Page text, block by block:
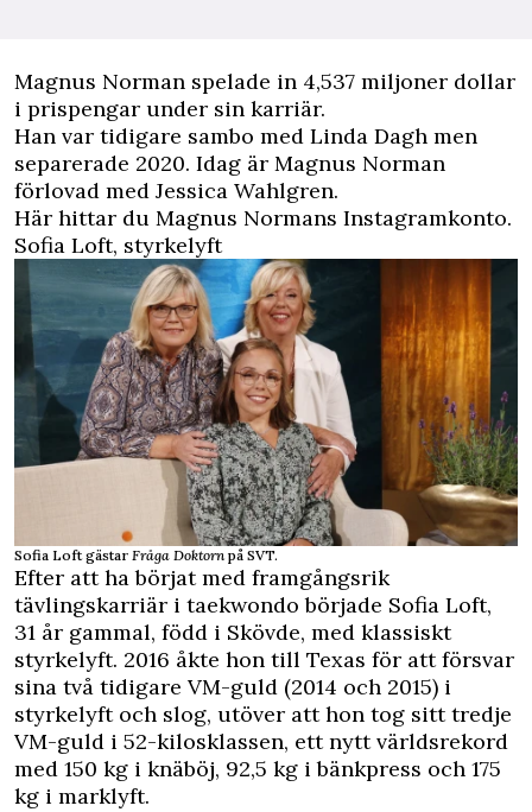
Magnus Norman spelade in 4,537 miljoner dollar
i prispengar under sin karriär.
Han var tidigare sambo med Linda Dagh men
separerade 2020. Idag är Magnus Norman
förlovad med Jessica Wahlgren.
Här hittar du Magnus Normans Instagramkonto.
Sofia Loft, styrkelyft
Sofia Loft gästar Fråga Doktorn på SVT.
Efter att ha börjat med framgångsrik
tävlingskarriär i taekwondo började Sofia Loft,
31 år gammal, född i Skövde, med klassiskt
styrkelyft. 2016 åkte hon till Texas för att försvar
sina två tidigare VM-guld (2014 och 2015) i
styrkelyft och slog, utöver att hon tog sitt tredje
VM-guld i 52-kilosklassen, ett nytt världsrekord
med 150 kg i knäböj, 92,5 kg i bänkpress och 175
kg i marklyft.